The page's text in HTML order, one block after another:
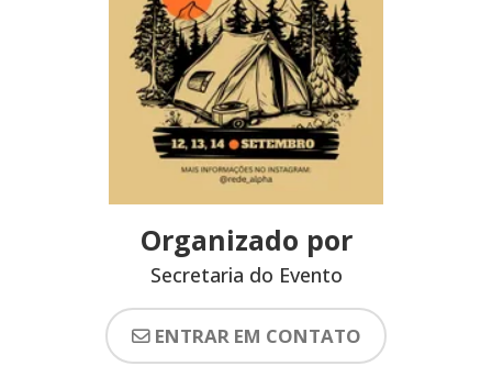
Organizado por
Secretaria do Evento
ENTRAR EM CONTATO